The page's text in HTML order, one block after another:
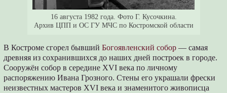
16 августа 1982 года. Фото Г. Кусочкина.
Архив ЦПП и ОС ГУ МЧС по Костромской области
В Костроме сгорел бывшийБогоявленский собор — самая
древняя из сохранившихся до наших дней построек в городе.
Сооружён собор в середине XVI века по личному
распоряжению Ивана Грозного. Стены его украшали фрески
неизвестных мастеров XVI века и знаменитого живописца